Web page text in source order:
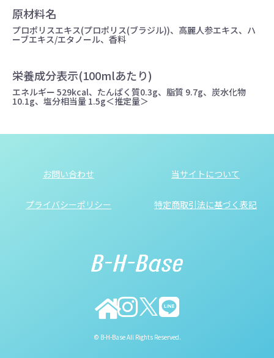
原材料名
プロポリスエキス(プロポリス(ブラジル))、高麗人参エキス、ハ
ーブエキス/エタノール、香料
栄養成分表示(100mlあたり)
エネルギー 529kcal、たんぱく質0.3g、脂質 9.7g、炭水化物
10.1g、塩分相当量 1.5g＜推定量＞
お問い合わせ 当サイトについて
プライバシーポリシー 特定商取引法に基づく表記
© B-H-Base All Rights Reserved.